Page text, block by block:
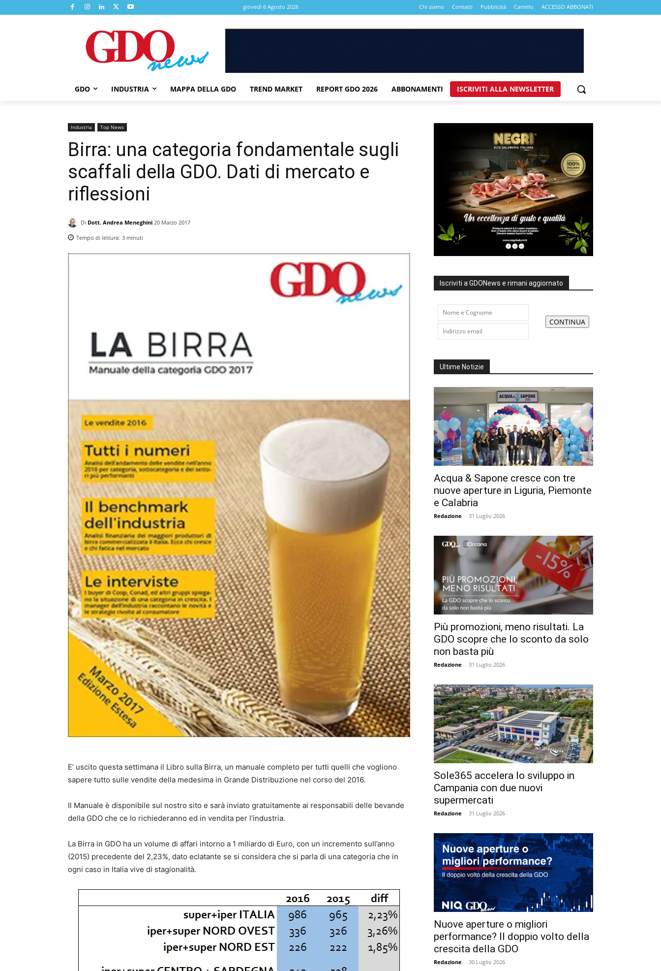
giovedì 6 Agosto 2026 Chi siamo Contatti Pubblicità Carrello ACCESSO ABBONATI
GDO INDUSTRIA MAPPA DELLA GDO TREND MARKET REPORT GDO 2026 ABBONAMENTI ISCRIVITI ALLA NEWSLETTER
Industria Top News
Birra: una categoria fondamentale sugli
scaffali della GDO. Dati di mercato e
riflessioni
Di Dott. Andrea Meneghini 20 Marzo 2017
Tempo di lettura: 3 minuti
E’ uscito questa settimana il Libro sulla Birra, un manuale completo per tutti quelli che vogliono
sapere tutto sulle vendite della medesima in Grande Distribuzione nel corso del 2016.
Il Manuale è disponibile sul nostro sito e sarà inviato gratuitamente ai responsabili delle bevande
della GDO che ce lo richiederanno ed in vendita per l’industria.
La Birra in GDO ha un volume di affari intorno a 1 miliardo di Euro, con un incremento sull’anno
(2015) precedente del 2,23%, dato eclatante se si considera che si parla di una categoria che in
ogni caso in Italia vive di stagionalità.
Iscriviti a GDONews e rimani aggiornato
Ultime Notizie
Acqua & Sapone cresce con tre
nuove aperture in Liguria, Piemonte
e Calabria
Redazione - 31 Luglio 2026
Più promozioni, meno risultati. La
GDO scopre che lo sconto da solo
non basta più
Redazione - 31 Luglio 2026
Sole365 accelera lo sviluppo in
Campania con due nuovi
supermercati
Redazione - 31 Luglio 2026
Nuove aperture o migliori
performance? Il doppio volto della
crescita della GDO
Redazione - 30 Luglio 2026